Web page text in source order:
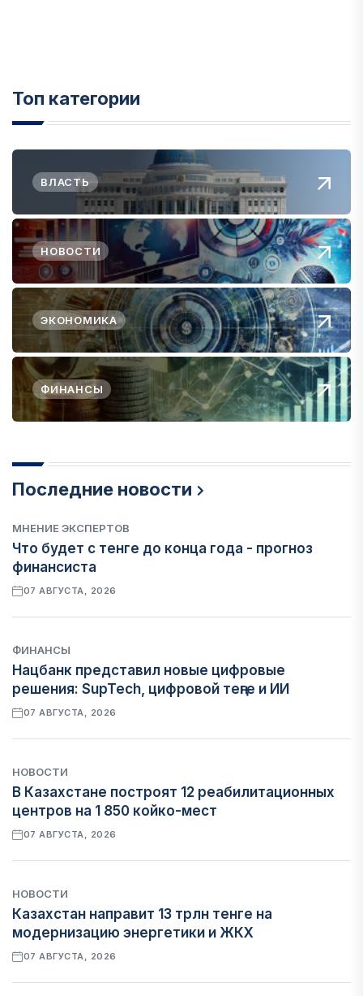
Топ категории
ВЛАСТЬ
НОВОСТИ
ЭКОНОМИКА
ФИНАНСЫ
Последние новости
МНЕНИЕ ЭКСПЕРТОВ
Что будет с тенге до конца года - прогноз
финансиста
07 АВГУСТА, 2026
ФИНАНСЫ
Нацбанк представил новые цифровые
решения: SupTech, цифровой теңге и ИИ
07 АВГУСТА, 2026
НОВОСТИ
В Казахстане построят 12 реабилитационных
центров на 1 850 койко-мест
07 АВГУСТА, 2026
НОВОСТИ
Казахстан направит 13 трлн тенге на
модернизацию энергетики и ЖКХ
07 АВГУСТА, 2026